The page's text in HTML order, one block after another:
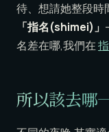
待、想請她整段時
「指名(shimei)」
名差在哪,我們在
所以該去哪